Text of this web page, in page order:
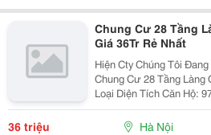
Chung Cư 28 Tầng
Giá 36Tr Rẻ Nhất
Hiện Cty Chúng Tôi
Chung Cư 28 Tầng Làng
Loại Diện Tích Căn Hộ:
Tháp Đông 1) Căn 1,
Công Tn,Tb,Đb Nhìn Ra
36 triệu Hà Nội